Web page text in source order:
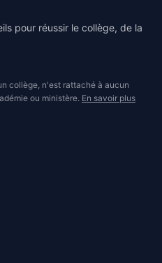
pour réussir le collège, de la
collège, n'est rattaché à aucun
ou ministère. En savoir plus